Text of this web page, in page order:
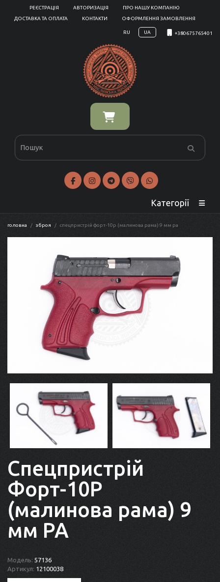
РЕЄСТРАЦІЯ АВТОРИЗАЦІЯ
ПРО НАШУ КОМПАНІЮ
ДОСТАВКА ТА ОПЛАТА
КОНТАКТИ ОФОРМЛЕННЯ ЗАМОВЛЕННЯ
RU UA +380675765401
Категорії
головна зброя спецпристрій форт-10р (малинова рама) 9 мм ра
Спецпристрій
Форт-10Р
(малинова рама) 9
мм РА
Модель: 57136
Артикул: 12100038